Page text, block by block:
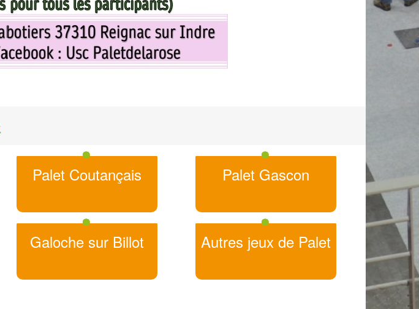
Palet Coutançais
Galoche sur Billot
Palet Gascon
Autres jeux de Palet